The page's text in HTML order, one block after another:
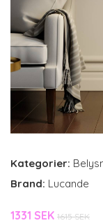
Kategorier:
Brand: Lucande
1331 SEK 1615 SEK